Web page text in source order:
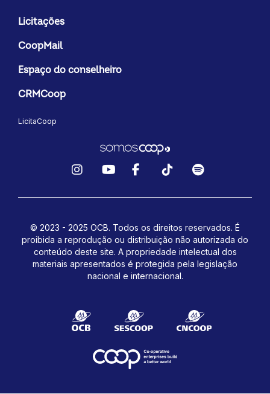
Licitações
CoopMail
Espaço do conselheiro
CRMCoop
LicitaCoop
© 2023 - 2025 OCB. Todos os direitos reservados. É
proibida a reprodução ou distribuição não autorizada do
conteúdo deste site. A propriedade intelectual dos
materiais apresentados é protegida pela legislação
nacional e internacional.